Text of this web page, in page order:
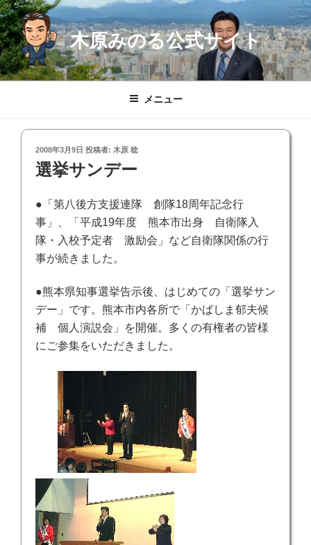
コ
ン
テ
ン
ツ
木原みのる公式サイト
メニュー
投
稿
日:
2008年3月9日 投稿者: 木原 稔
選挙サンデー
●「第八後方支援連隊 創隊18周年記念行
事」、「平成19年度 熊本市出身 自衛隊入
隊・入校予定者 激励会」など自衛隊関係の行
事が続きました。
●熊本県知事選挙告示後、はじめての「選挙サン
デー」です。熊本市内各所で「かばしま郁夫候
補 個人演説会」を開催。多くの有権者の皆様
にご参集をいただきました。